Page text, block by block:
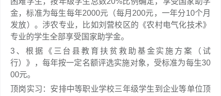
金，标准为每生每年2000元（每月200元，一年分10个月
发放）。涉农专业，比如刘营校区的《农村电气化技术》
专业的学生全部享受国家助学金。
3、根据《三台县教育扶贫救助基金实施方案（试
行）》，每年按一定名额评选实施对象，受标准为每生30
00元。
顶岗实习：安排中等职业学校三年级学生到企业等单位顶